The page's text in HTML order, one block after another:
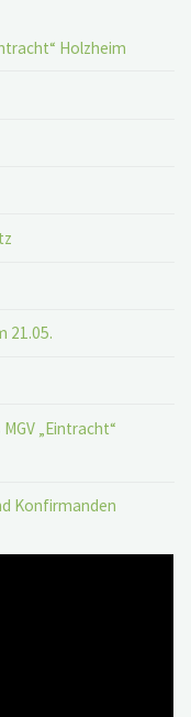
Holzheim
21.05.
„Eintracht“
Konfirmanden